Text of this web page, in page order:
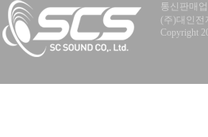
통신판매
(주)대인전
Copyright